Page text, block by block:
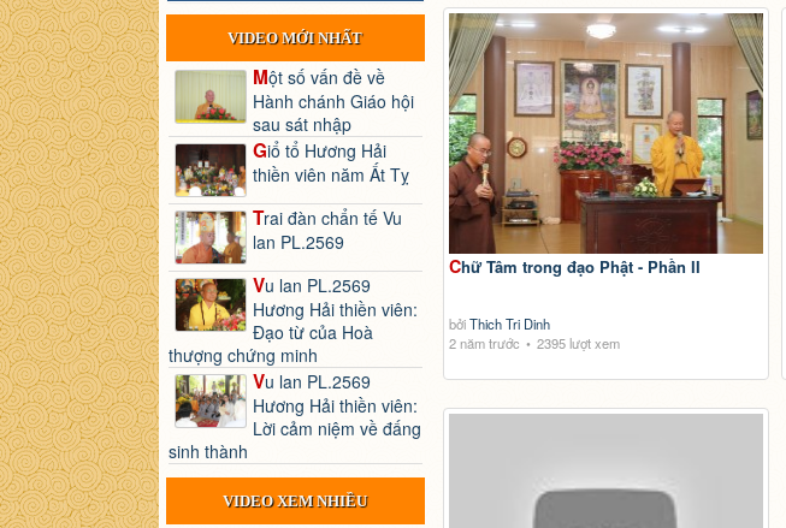
Chữ Tâm trong đạo Phật - Phần II
bởiThich Tri Dinh
2 năm trước
2395 lượt xem
VIDEO MỚI NHẤT
Một số vấn đề về
Hành chánh Giáo hội
sau sát nhập
Giổ tổ Hương Hải
thiền viên năm Ất Tỵ
Trai đàn chẩn tế Vu
lan PL.2569
Vu lan PL.2569
Hương Hải thiền viên:
Đạo từ của Hoà
thượng chứng minh
Vu lan PL.2569
Hương Hải thiền viên:
Lời cảm niệm về đấng
sinh thành
VIDEO XEM NHIỀU